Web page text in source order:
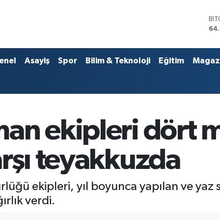
Asayiş Spor Bilim & Teknoloji Eğitim
ekipleri dört
teyakkuzda
ekipleri, yıl boyunca yapılan ve yaz
verdi.